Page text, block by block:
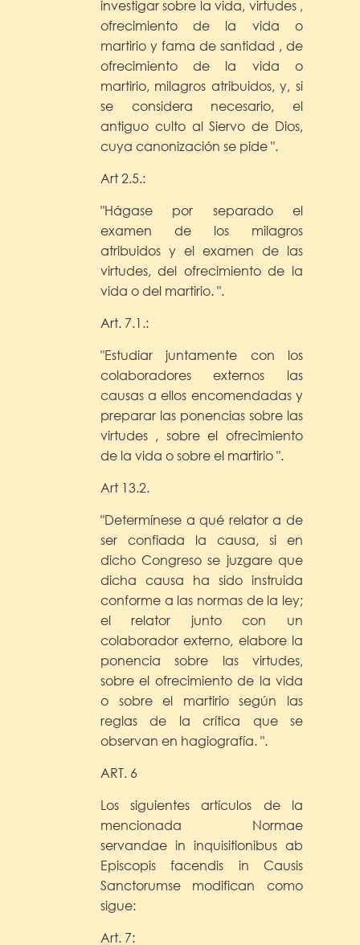
investigar sobre la vida, virtudes ,
ofrecimiento de la vida o
martirio y fama de santidad , de
ofrecimiento de la vida o
martirio, milagros atribuidos, y, si
se considera necesario, el
antiguo culto al Siervo de Dios,
cuya canonización se pide ".
Art 2.5.:
"Hágase por separado el
examen de los milagros
atribuidos y el examen de las
virtudes, del ofrecimiento de la
vida o del martirio. ".
Art. 7.1.:
"Estudiar juntamente con los
colaboradores externos las
causas a ellos encomendadas y
preparar las ponencias sobre las
virtudes , sobre el ofrecimiento
de la vida o sobre el martirio ".
Art 13.2.
"Determínese a qué relator a de
ser confiada la causa, si en
dicho Congreso se juzgare que
dicha causa ha sido instruida
conforme a las normas de la ley;
el relator junto con un
colaborador externo, elabore la
ponencia sobre las virtudes,
sobre el ofrecimiento de la vida
o sobre el martirio según las
reglas de la crítica que se
observan en hagiografía. ".
ART. 6
Los siguientes artículos de la
mencionada Normae
servandae in inquisitionibus ab
Episcopis facendis in Causis
Sanctorumse modifican como
sigue:
Art. 7: